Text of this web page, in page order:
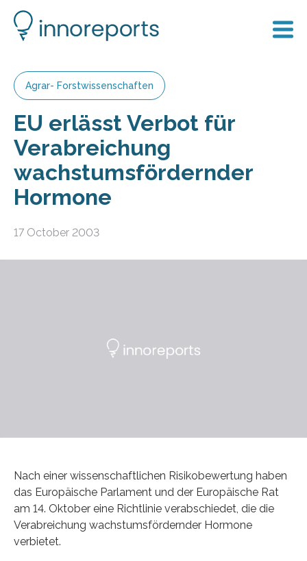
Agrar- Forstwissenschaften
EU erlässt Verbot für
Verabreichung
wachstumsfördernder
Hormone
17 October 2003
Nach einer wissenschaftlichen Risikobewertung haben
das Europäische Parlament und der Europäische Rat
am 14. Oktober eine Richtlinie verabschiedet, die die
Verabreichung wachstumsfördernder Hormone
verbietet.